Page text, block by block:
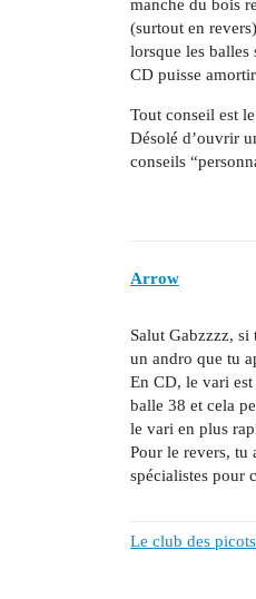
manche du bois
(surtout en
lorsque les balles
CD puisse
Tout conseil est
Désolé d’ouvrir
conseils
Arrow
Salut Gabzzzz,
un andro que tu
En CD, le vari est
balle 38 et cela
le vari en plus
Pour le revers, tu
spécialistes pour
Le club des